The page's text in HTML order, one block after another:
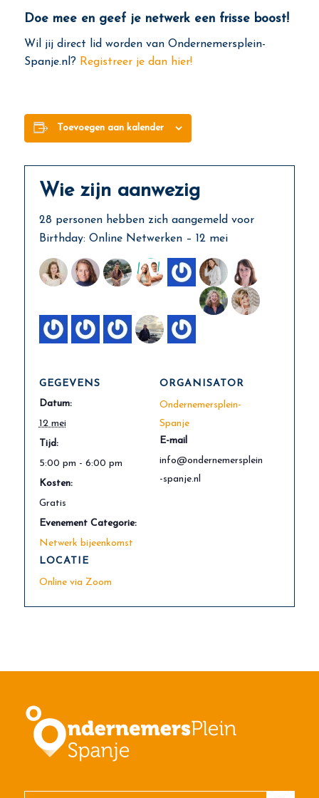
Doe mee en geef je netwerk een frisse boost!
Wil jij direct lid worden van Ondernemersplein-
Spanje.nl? Registreer je dan hier!
Toevoegen aan kalender
Wie zijn aanwezig
28 personen hebben zich aangemeld voor
Birthday: Online Netwerken – 12 mei
GEGEVENS
Datum:
12 mei
Tijd:
5:00 pm - 6:00 pm
Kosten:
Gratis
Evenement Categorie:
Netwerk bijeenkomst
LOCATIE
Online via Zoom
ORGANISATOR
Ondernemersplein-
Spanje
E-mail
info@ondernemersplein
-spanje.nl